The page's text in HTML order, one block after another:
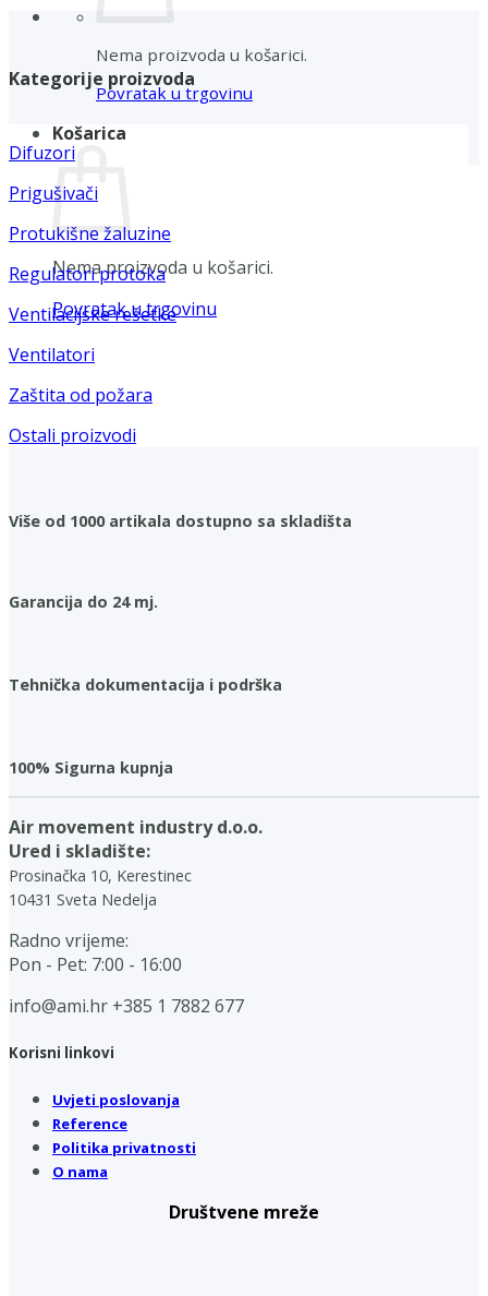
Nema proizvoda u košarici.
Povratak u trgovinu
Košarica
Nema proizvoda u košarici.
Povratak u trgovinu
Kategorije proizvoda
Difuzori
Prigušivači
Protukišne žaluzine
Regulatori protoka
Ventilacijske rešetke
Ventilatori
Zaštita od požara
Ostali proizvodi
Više od 1000 artikala dostupno sa skladišta
Garancija do 24 mj.
Tehnička dokumentacija i podrška
100% Sigurna kupnja
Air movement industry d.o.o.
Ured i skladište:
Prosinačka 10, Kerestinec
10431 Sveta Nedelja
Radno vrijeme:
Pon - Pet: 7:00 - 16:00
info@ami.hr +385 1 7882 677
Korisni linkovi
Uvjeti poslovanja
Reference
Politika privatnosti
O nama
Društvene mreže